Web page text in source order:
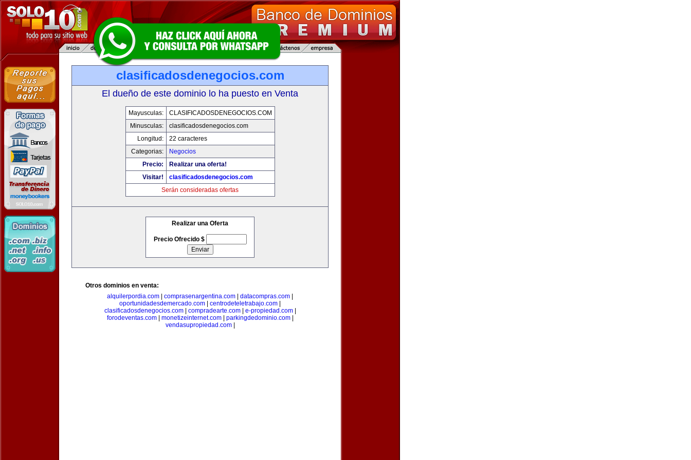
clasificadosdenegocios.com
El dueño de este dominio lo ha puesto en Venta
Mayusculas:
CLASIFICADOSDENEGOCIOS.COM
Minusculas:
clasificadosdenegocios.com
Longitud:
22 caracteres
Categorias:
Negocios
Precio:
Realizar una oferta!
Visitar!
clasificadosdenegocios.com
Serán consideradas ofertas
Realizar una Oferta
Precio Ofrecido $
Otros dominios en venta:
alquilerpordia.com
comprasenargentina.com datacompras.com
oportunidadesdemercado.com
centrodeteletrabajo.com
clasificadosdenegocios.com| compradearte.com| e-propiedad.com|
forodeventas.com| monetizeinternet.com| parkingdedominio.com|
vendasupropiedad.com|